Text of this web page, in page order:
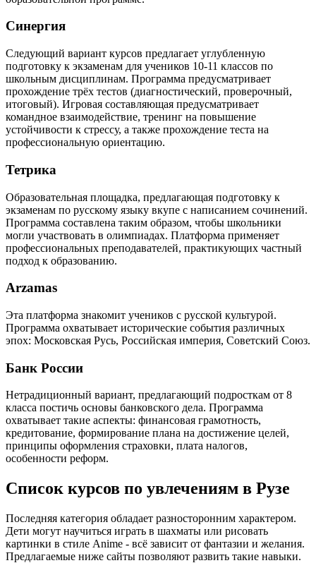
Синергия
Следующий вариант курсов предлагает углубленную
подготовку к экзаменам для учеников 10-11 классов по
школьным дисциплинам. Программа предусматривает
прохождение трёх тестов (диагностический, проверочный,
итоговый). Игровая составляющая предусматривает
командное взаимодействие, тренинг на повышение
устойчивости к стрессу, а также прохождение теста на
профессиональную ориентацию.
Тетрика
Образовательная площадка, предлагающая подготовку к
экзаменам по русскому языку вкупе с написанием сочинений.
Программа составлена таким образом, чтобы школьники
могли участвовать в олимпиадах. Платформа применяет
профессиональных преподавателей, практикующих частный
подход к образованию.
Arzamas
Эта платформа знакомит учеников с русской культурой.
Программа охватывает исторические события различных
эпох: Московская Русь, Российская империя, Советский Союз.
Банк России
Нетрадиционный вариант, предлагающий подросткам от 8
класса постичь основы банковского дела. Программа
охватывает такие аспекты: финансовая грамотность,
кредитование, формирование плана на достижение целей,
принципы оформления страховки, плата налогов,
особенности реформ.
Список курсов по увлечениям в Рузе
Последняя категория обладает разносторонним характером.
Дети могут научиться играть в шахматы или рисовать
картинки в стиле Anime - всё зависит от фантазии и желания.
Предлагаемые ниже сайты позволяют развить такие навыки.